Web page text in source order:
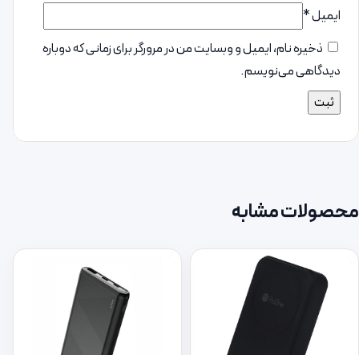
ایمیل*
ذخیره نام، ایمیل و وبسایت من در مرورگر برای زمانی که دوباره
دیدگاهی می‌نویسم.
محصولات مشابه